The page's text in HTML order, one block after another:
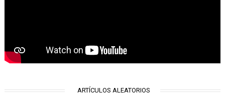
ARTÍCULOS ALEATORIOS